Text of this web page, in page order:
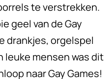
te verstrekken.
geel van de Gay
drankjes, orgelspel
leuke mensen was dit
naar Gay Games!